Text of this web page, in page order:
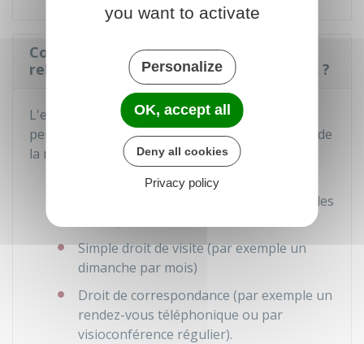
Comment l'enfant entretient-il des
relations personnelles avec ses proches ?
L'enfant peut entretenir des relations
personnelles avec un grand-parent ou un tiers de
la manière suivante :
Droit de visite et d'hébergement (par
exemple un weekend par mois ou tous les
Simple droit de visite (par exemple un
dimanche par mois)
Droit de correspondance (par exemple un
rendez-vous téléphonique ou par
visioconférence régulier).
you want to activate
Personalize
OK, accept all
Deny all cookies
Privacy policy